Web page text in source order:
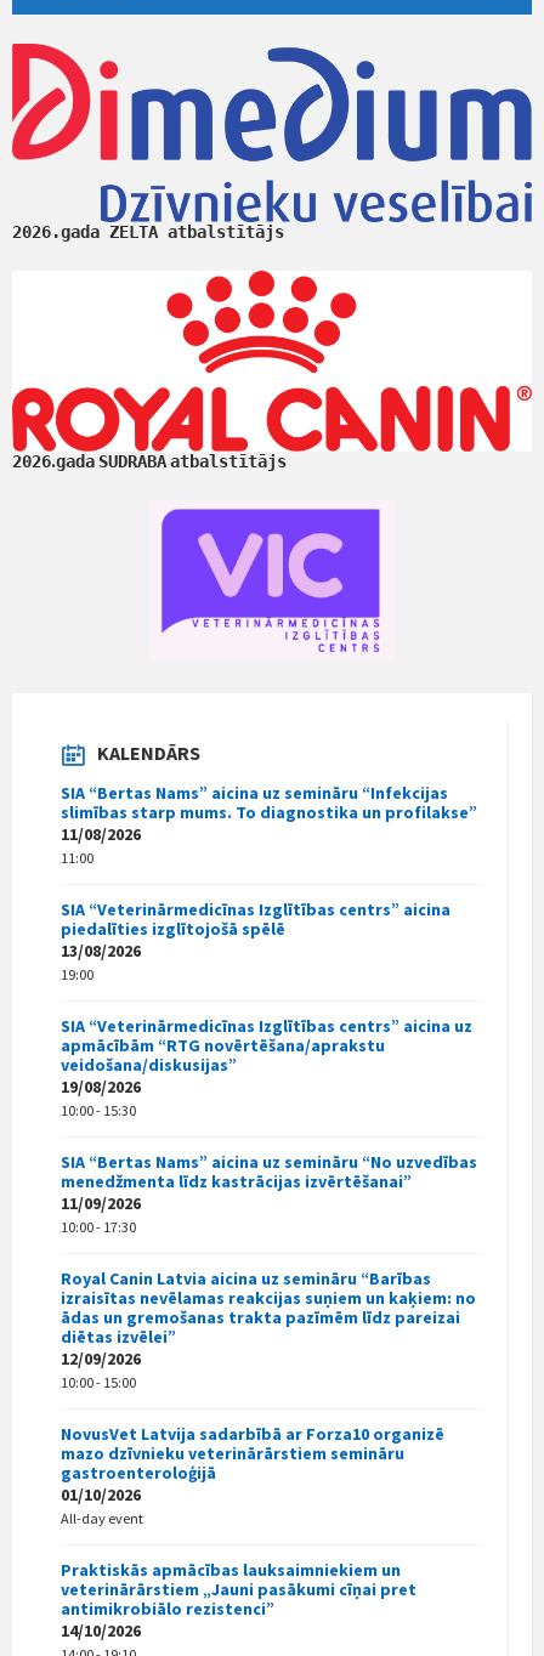
2026.gada ZELTA atbalstītājs
2026.gada SUDRABAatbalstītājs
KALENDĀRS
SIA “Bertas Nams” aicina uz semināru “Infekcijas
slimības starp mums. To diagnostika un profilakse”
11/08/2026
11:00
SIA “Veterinārmedicīnas Izglītības centrs” aicina
piedalīties izglītojošā spēlē
13/08/2026
19:00
SIA “Veterinārmedicīnas Izglītības centrs” aicina uz
apmācībām “RTG novērtēšana/aprakstu
veidošana/diskusijas”
19/08/2026
10:00 - 15:30
SIA “Bertas Nams” aicina uz semināru “No uzvedības
menedžmenta līdz kastrācijas izvērtēšanai”
11/09/2026
10:00 - 17:30
Royal Canin Latvia aicina uz semināru “Barības
izraisītas nevēlamas reakcijas suņiem un kaķiem: no
ādas un gremošanas trakta pazīmēm līdz pareizai
diētas izvēlei”
12/09/2026
10:00 - 15:00
NovusVet Latvija sadarbībā ar Forza10 organizē
mazo dzīvnieku veterinārārstiem semināru
gastroenteroloģijā
01/10/2026
All-day event
Praktiskās apmācības lauksaimniekiem un
veterinārārstiem „Jauni pasākumi cīņai pret
antimikrobiālo rezistenci”
14/10/2026